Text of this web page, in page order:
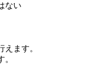
ない
ます。